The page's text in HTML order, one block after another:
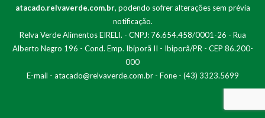
atacado.relvaverde.com.br, podendo sofrer alterações sem prévia
notificação.
Relva Verde Alimentos EIRELI. - CNPJ: 76.654.458/0001-26 - Rua
Alberto Negro 196 - Cond. Emp. Ibiporã II - Ibiporã/PR - CEP 86.200-
000
E-mail - atacado@relvaverde.com.br- Fone - (43) 3323.5699